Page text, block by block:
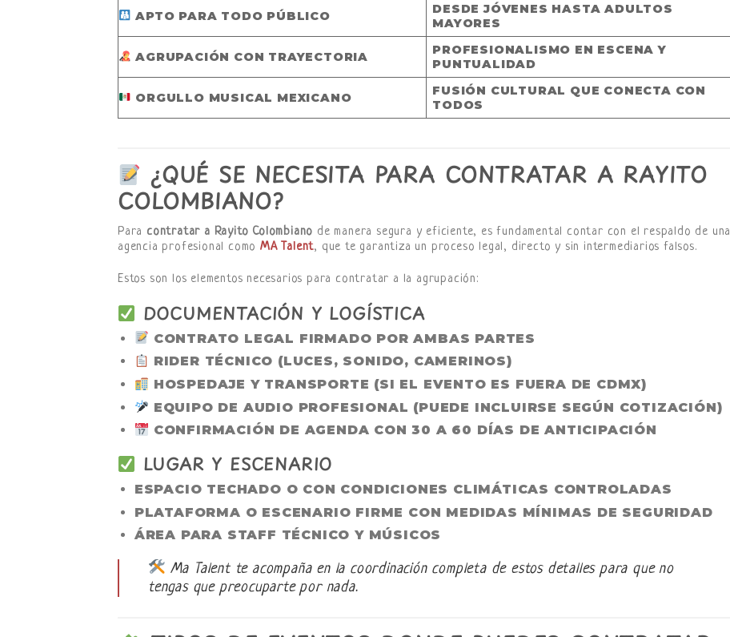
APTO PARA TODO PÚBLICO
DESDE JÓVENES HASTA ADULTOS
MAYORES
AGRUPACIÓN CON TRAYECTORIA
PROFESIONALISMO EN ESCENA Y
PUNTUALIDAD
ORGULLO MUSICAL MEXICANO
FUSIÓN CULTURAL QUE CONECTA CON
TODOS
¿QUÉ SE NECESITA PARA CONTRATAR A RAYITO
COLOMBIANO?
Para contratar a Rayito Colombiano de manera segura y eficiente, es fundamental contar con el respaldo de una
agencia profesional comoMA Talent, que te garantiza un proceso legal, directo y sin intermediarios falsos.
Estos son los elementos necesarios para contratar a la agrupación:
DOCUMENTACIÓN Y LOGÍSTICA
CONTRATO LEGAL FIRMADO POR AMBAS PARTES
RIDER TÉCNICO (LUCES, SONIDO, CAMERINOS)
HOSPEDAJE Y TRANSPORTE (SI EL EVENTO ES FUERA DE CDMX)
EQUIPO DE AUDIO PROFESIONAL (PUEDE INCLUIRSE SEGÚN COTIZACIÓN)
CONFIRMACIÓN DE AGENDA CON 30 A 60 DÍAS DE ANTICIPACIÓN
LUGAR Y ESCENARIO
ESPACIO TECHADO O CON CONDICIONES CLIMÁTICAS CONTROLADAS
PLATAFORMA O ESCENARIO FIRME CON MEDIDAS MÍNIMAS DE SEGURIDAD
ÁREA PARA STAFF TÉCNICO Y MÚSICOS
Ma Talent te acompaña en la coordinación completa de estos detalles para que no
tengas que preocuparte por nada.